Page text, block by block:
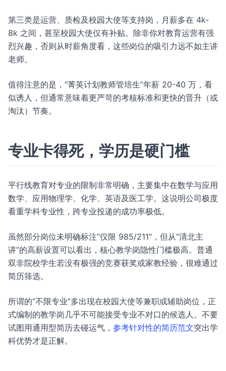
第三类是运营、质检及校园大使等支持岗，月薪多在 4k-
8k 之间，甚至校园大使仅有补贴。除非你对教育运营有强
烈兴趣，否则从时薪角度看，这些岗位的吸引力远不如主讲
老师。
值得注意的是，“菁英计划教师管培生”年薪 20-40 万，看
似诱人，但通常意味着更严苛的考核标准和更快的晋升（或
淘汰）节奏。
专业卡得死，学历是硬门槛
平行线教育对专业的限制非常明确，主要集中在数学与应用
数学、应用物理学、化学、英语及医工学。这说明公司极度
看重学科专业性，跨专业投递的成功率极低。
虽然部分岗位未明确标注“仅限 985/211"，但从“清北主
讲”的高薪设置可以看出，核心教学岗隐性门槛极高。普通
双非院校学生若没有极强的竞赛获奖或家教经验，很难通过
简历筛选。
所谓的“不限专业”多出现在校园大使等兼职或辅助岗位，正
式编制的教学岗几乎不可能接受专业不对口的候选人。不要
试图用通用型简历去碰运气， 参考针对性的简历范文突出学
科优势才是正解。